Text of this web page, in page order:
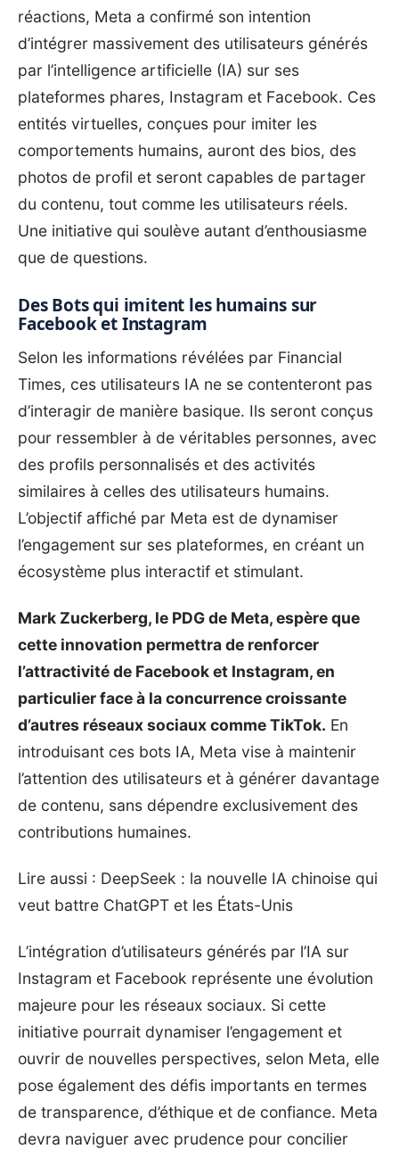
réactions, Meta a confirmé son intention
d’intégrer massivement des utilisateurs générés
par l’intelligence artificielle (IA) sur ses
plateformes phares, Instagram et Facebook. Ces
entités virtuelles, conçues pour imiter les
comportements humains, auront des bios, des
photos de profil et seront capables de partager
du contenu, tout comme les utilisateurs réels.
Une initiative qui soulève autant d’enthousiasme
que de questions.
Des Bots qui imitent les humains sur
Facebook et Instagram
Selon les informations révélées par Financial
Times, ces utilisateurs IA ne se contenteront pas
d’interagir de manière basique. Ils seront conçus
pour ressembler à de véritables personnes, avec
des profils personnalisés et des activités
similaires à celles des utilisateurs humains.
L’objectif affiché par Meta est de dynamiser
l’engagement sur ses plateformes, en créant un
écosystème plus interactif et stimulant.
Mark Zuckerberg, le PDG de Meta, espère que
cette innovation permettra de renforcer
l’attractivité de Facebook et Instagram, en
particulier face à la concurrence croissante
d’autres réseaux sociaux comme TikTok. En
introduisant ces bots IA, Meta vise à maintenir
l’attention des utilisateurs et à générer davantage
de contenu, sans dépendre exclusivement des
contributions humaines.
Lire aussi : DeepSeek : la nouvelle IA chinoise qui
veut battre ChatGPT et les États-Unis
L’intégration d’utilisateurs générés par l’IA sur
Instagram et Facebook représente une évolution
majeure pour les réseaux sociaux. Si cette
initiative pourrait dynamiser l’engagement et
ouvrir de nouvelles perspectives, selon Meta, elle
pose également des défis importants en termes
de transparence, d’éthique et de confiance. Meta
devra naviguer avec prudence pour concilier